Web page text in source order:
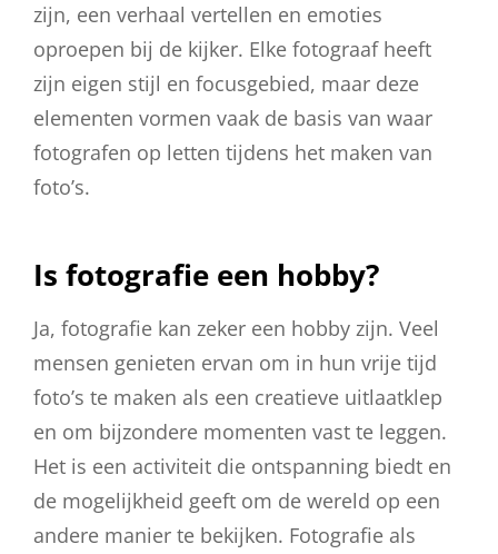
zijn, een verhaal vertellen en emoties
oproepen bij de kijker. Elke fotograaf heeft
zijn eigen stijl en focusgebied, maar deze
elementen vormen vaak de basis van waar
fotografen op letten tijdens het maken van
foto’s.
Is fotografie een hobby?
Ja, fotografie kan zeker een hobby zijn. Veel
mensen genieten ervan om in hun vrije tijd
foto’s te maken als een creatieve uitlaatklep
en om bijzondere momenten vast te leggen.
Het is een activiteit die ontspanning biedt en
de mogelijkheid geeft om de wereld op een
andere manier te bekijken. Fotografie als